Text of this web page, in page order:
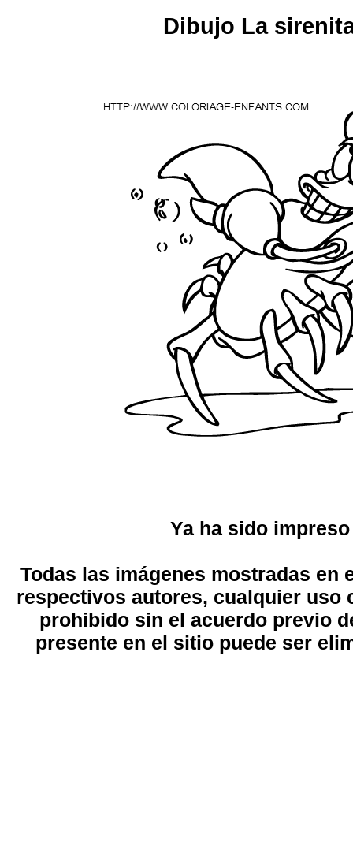
Dibujo La
Ya ha sido
Todas las imágenes mostradas en
respectivos autores, cualquier uso
prohibido sin el acuerdo previo
presente en el sitio puede ser